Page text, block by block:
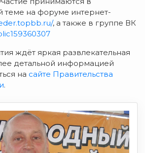
теме на форуме интернет-
, а также в группе ВК
ждёт яркая развлекательная
детальной информацией
на сайте Правительства
.